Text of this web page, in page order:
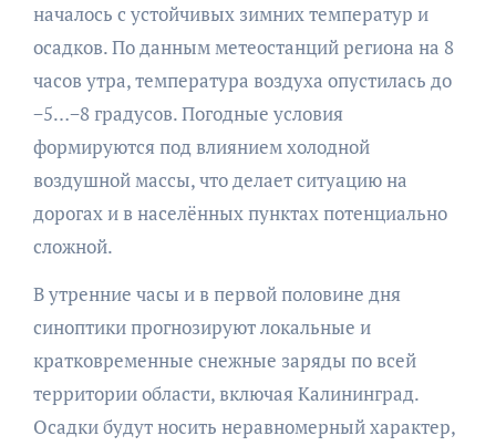
началось с устойчивых зимних температур и
осадков. По данным метеостанций региона на 8
часов утра, температура воздуха опустилась до
−5…−8 градусов. Погодные условия
формируются под влиянием холодной
воздушной массы, что делает ситуацию на
дорогах и в населённых пунктах потенциально
сложной.
В утренние часы и в первой половине дня
синоптики прогнозируют локальные и
кратковременные снежные заряды по всей
территории области, включая Калининград.
Осадки будут носить неравномерный характер,